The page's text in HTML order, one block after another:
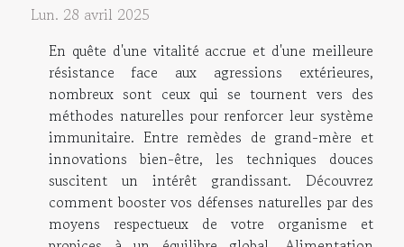
Lun. 28 avril 2025
En quête d'une vitalité accrue et d'une meilleure
résistance face aux agressions extérieures,
nombreux sont ceux qui se tournent vers des
méthodes naturelles pour renforcer leur système
immunitaire. Entre remèdes de grand-mère et
innovations bien-être, les techniques douces
suscitent un intérêt grandissant. Découvrez
comment booster vos défenses naturelles par des
moyens respectueux de votre organisme et